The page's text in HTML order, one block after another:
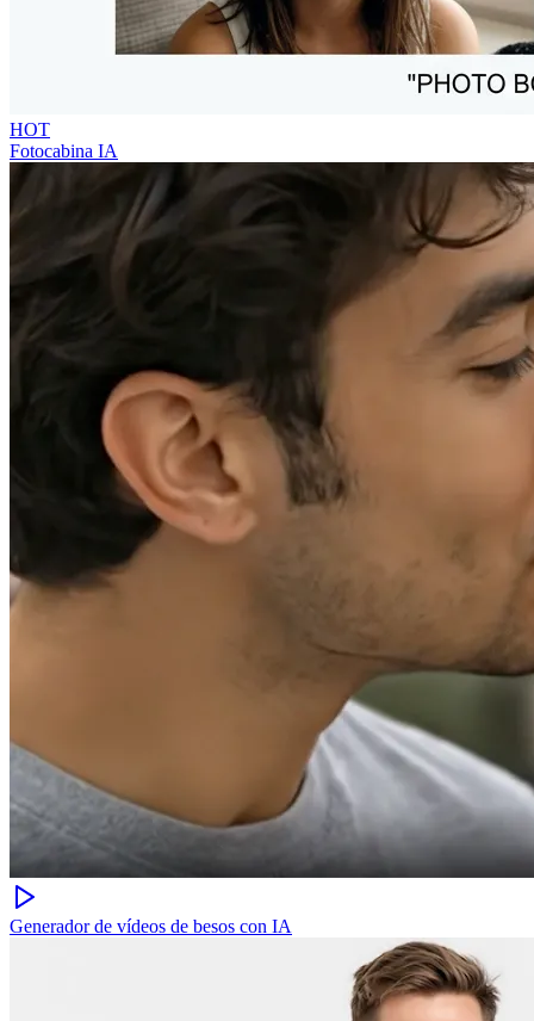
HOT
Fotocabina IA
Generador de vídeos de besos con IA